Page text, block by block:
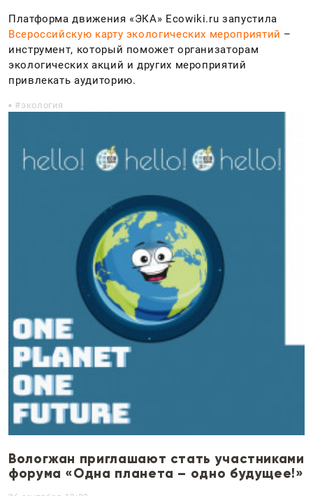
Платформа движения «ЭКА» Ecowiki.ru запустила
Всероссийскую карту экологических мероприятий –
инструмент, который поможет организаторам
экологических акций и других мероприятий
привлекать аудиторию.
экология
Вологжан приглашают стать участниками
форума «Одна планета – одно будущее!»